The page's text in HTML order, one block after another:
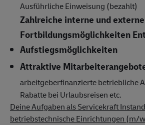
Ausführliche Einweisung (bezahlt)
Zahlreiche interne und externe
Fortbildungsmöglichkeiten
Aufstiegsmöglichkeiten
Attraktive
arbeitgeberfinanzierte betriebliche
Rabatte bei Urlaubsreisen etc.
Deine Aufgaben als Servicekraft
betriebstechnische Einrichtungen (m/